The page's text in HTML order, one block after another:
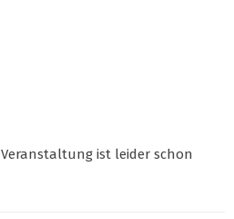
ist leider schon